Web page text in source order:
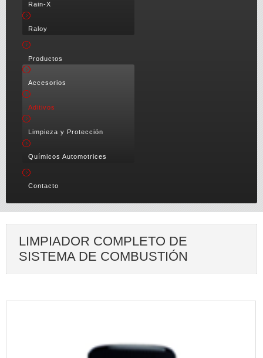
Rain-X
Raloy
Productos
Accesorios
Aditivos
Limpieza y Protección
Químicos Automotrices
Contacto
LIMPIADOR COMPLETO DE
SISTEMA DE COMBUSTIÓN